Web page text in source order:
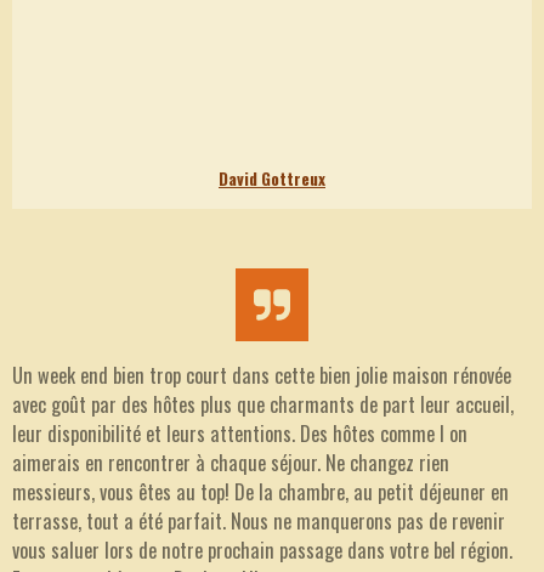
David Gottreux
Un week end bien trop court dans cette bien jolie maison rénovée
avec goût par des hôtes plus que charmants de part leur accueil,
leur disponibilité et leurs attentions. Des hôtes comme l on
aimerais en rencontrer à chaque séjour. Ne changez rien
messieurs, vous êtes au top! De la chambre, au petit déjeuner en
terrasse, tout a été parfait. Nous ne manquerons pas de revenir
vous saluer lors de notre prochain passage dans votre bel région.